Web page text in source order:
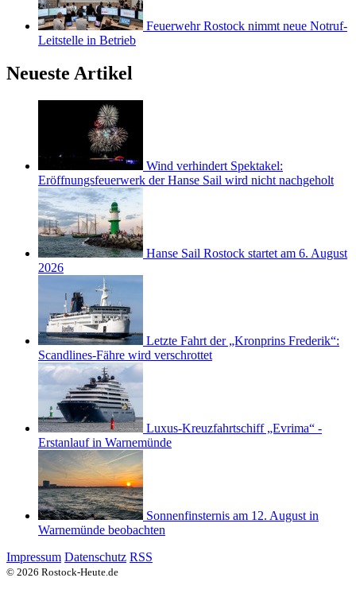
Feuerwehr Rostock nimmt neue Notruf-
Leitstelle in Betrieb
Neueste Artikel
Wind verhindert Spektakel:
Eröffnungsfeuerwerk der Hanse Sail wird nicht nachgeholt
Hanse Sail Rostock startet am 6. August
2026
Letzte Fahrt der „Kronprins Frederik“:
Scandlines-Fähre wird verschrottet
Luxus-Kreuzfahrtschiff „Evrima“ -
Erstanlauf in Warnemünde
Sonnenfinsternis am 12. August in
Warnemünde beobachten
Impressum Datenschutz RSS
© 2026 Rostock-Heute.de